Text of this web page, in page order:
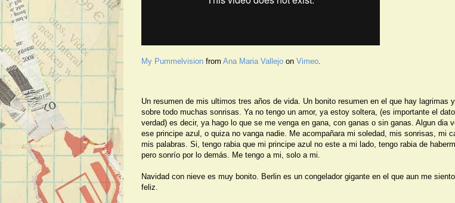
My Pummelvision from Ana Maria Vallejo on Vimeo.
Un resumen de mis ultimos tres años de vida. Un bonito resumen en el que hay lagrimas
sobre todo muchas sonrisas. Ya no tengo un amor, ya estoy soltera, (es importante el
verdad) es decir, ya hago lo que se me venga en gana, con ganas o sin ganas. Algun dia
ese principe azul, o quiza no vanga nadie. Me acompañara mi soledad, mis sonrisas, mi
mis palabras. Si, tengo rabia que mi principe azul no este a mi lado, tengo rabia de
pero sonrío por lo demás. Me tengo a mi, solo a mi.
Navidad con nieve es muy bonito. Berlin es un congelador gigante en el que aun me
feliz.